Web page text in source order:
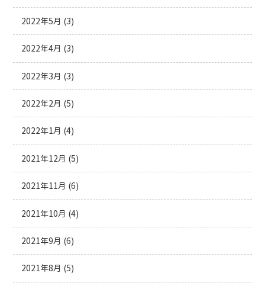
2022年5月 (3)
2022年4月 (3)
2022年3月 (3)
2022年2月 (5)
2022年1月 (4)
2021年12月 (5)
2021年11月 (6)
2021年10月 (4)
2021年9月 (6)
2021年8月 (5)